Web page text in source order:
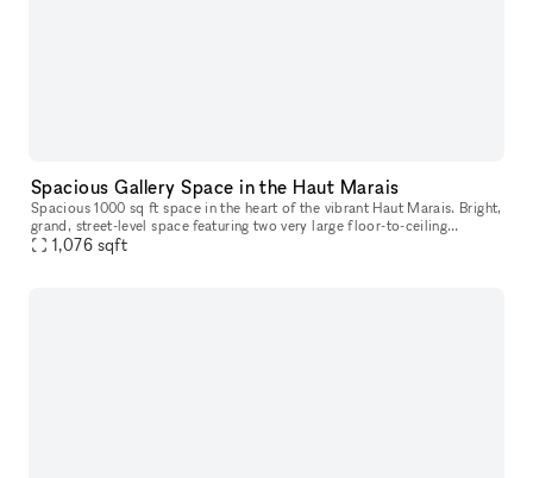
Spacious Gallery Space in the Haut Marais
Spacious 1000 sq ft space in the heart of the vibrant Haut Marais. Bright,
grand, street-level space featuring two very large floor-to-ceiling
windows that open directly onto the street, offering str
1,076 sqft